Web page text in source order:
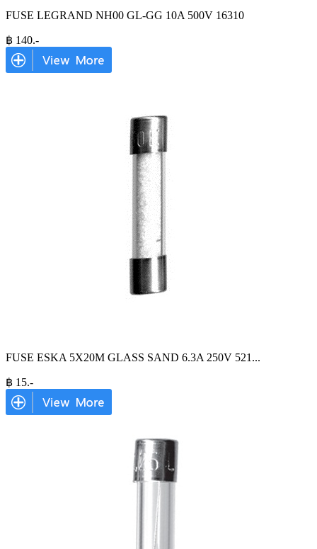
FUSE LEGRAND NH00 GL-GG 10A 500V 16310
฿ 140.-
FUSE ESKA 5X20M GLASS SAND 6.3A 250V 521 ...
฿ 15.-